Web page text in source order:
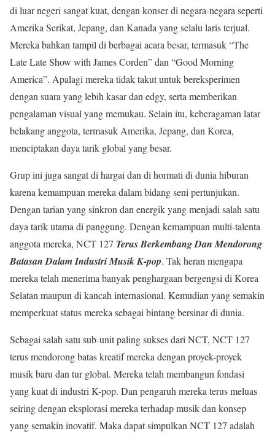
di luar negeri sangat kuat, dengan konser di negara-negara seperti
Amerika Serikat, Jepang, dan Kanada yang selalu laris terjual.
Mereka bahkan tampil di berbagai acara besar, termasuk “The
Late Late Show with James Corden” dan “Good Morning
America”. Apalagi mereka tidak takut untuk bereksperimen
dengan suara yang lebih kasar dan edgy, serta memberikan
pengalaman visual yang memukau. Selain itu, keberagaman latar
belakang anggota, termasuk Amerika, Jepang, dan Korea,
menciptakan daya tarik global yang besar.
Grup ini juga sangat di hargai dan di hormati di dunia hiburan
karena kemampuan mereka dalam bidang seni pertunjukan.
Dengan tarian yang sinkron dan energik yang menjadi salah satu
daya tarik utama di panggung. Dengan kemampuan multi-talenta
anggota mereka, NCT 127 Terus Berkembang Dan Mendorong
Batasan Dalam Industri Musik K-pop. Tak heran mengapa
mereka telah menerima banyak penghargaan bergengsi di Korea
Selatan maupun di kancah internasional. Kemudian yang semakin
memperkuat status mereka sebagai bintang bersinar di dunia.
Sebagai salah satu sub-unit paling sukses dari NCT, NCT 127
terus mendorong batas kreatif mereka dengan proyek-proyek
musik baru dan tur global. Mereka telah membangun fondasi
yang kuat di industri K-pop. Dan pengaruh mereka terus meluas
seiring dengan eksplorasi mereka terhadap musik dan konsep
yang semakin inovatif. Maka dapat simpulkan NCT 127 adalah